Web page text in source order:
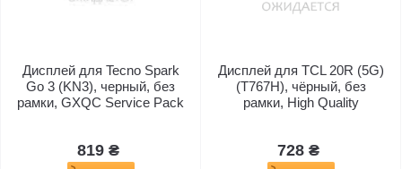
Дисплей для Tecno Spark
Go 3 (KN3), черный, без
рамки, GXQC Service Pack
819 ₴
Дисплей для TCL 20R (5G)
(T767H), чёрный, без
рамки, High Quality
728 ₴